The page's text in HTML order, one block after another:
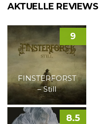
AKTUELLE REVIEWS
FINSTERFORST
– Still
9
8.5